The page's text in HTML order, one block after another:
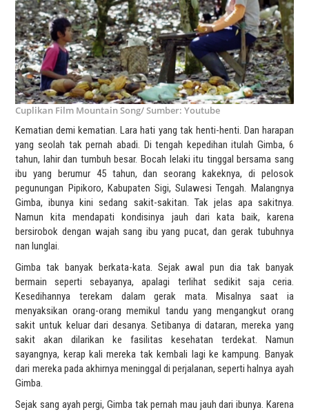
Cuplikan Film Mountain Song/ Sumber: Youtube
Kematian demi kematian. Lara hati yang tak henti-henti. Dan harapan
yang seolah tak pernah abadi. Di tengah kepedihan itulah Gimba, 6
tahun, lahir dan tumbuh besar. Bocah lelaki itu tinggal bersama sang
ibu yang berumur 45 tahun, dan seorang kakeknya, di pelosok
pegunungan Pipikoro, Kabupaten Sigi, Sulawesi Tengah. Malangnya
Gimba, ibunya kini sedang sakit-sakitan. Tak jelas apa sakitnya.
Namun kita mendapati kondisinya jauh dari kata baik, karena
bersirobok dengan wajah sang ibu yang pucat, dan gerak tubuhnya
nan lunglai.
Gimba tak banyak berkata-kata. Sejak awal pun dia tak banyak
bermain seperti sebayanya, apalagi terlihat sedikit saja ceria.
Kesedihannya terekam dalam gerak mata. Misalnya saat ia
menyaksikan orang-orang memikul tandu yang mengangkut orang
sakit untuk keluar dari desanya. Setibanya di dataran, mereka yang
sakit akan dilarikan ke fasilitas kesehatan terdekat. Namun
sayangnya, kerap kali mereka tak kembali lagi ke kampung. Banyak
dari mereka pada akhirnya meninggal di perjalanan, seperti halnya ayah
Gimba.
Sejak sang ayah pergi, Gimba tak pernah mau jauh dari ibunya. Karena